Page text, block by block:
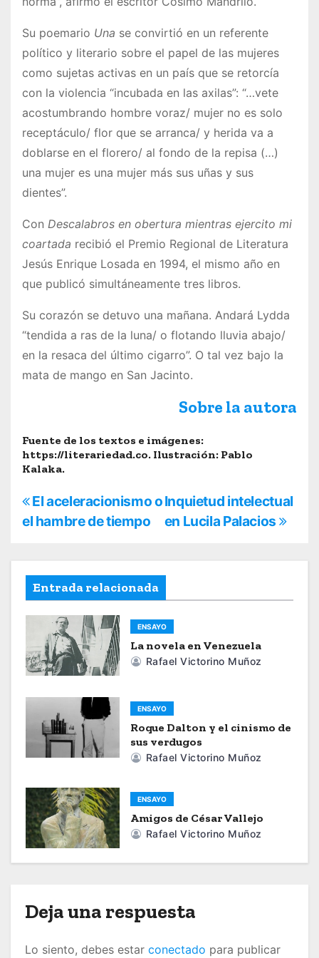
Su poemario Una se convirtió en un referente
político y literario sobre el papel de las mujeres
como sujetas activas en un país que se retorcía
con la violencia “incubada en las axilas”: “…vete
acostumbrando hombre voraz/ mujer no es solo
receptáculo/ flor que se arranca/ y herida va a
doblarse en el florero/ al fondo de la repisa (…)
una mujer es una mujer más sus uñas y sus
dientes”.
Con Descalabros en obertura mientras ejercito mi
coartada recibió el Premio Regional de Literatura
Jesús Enrique Losada en 1994, el mismo año en
que publicó simultáneamente tres libros.
Su corazón se detuvo una mañana. Andará Lydda
“tendida a ras de la luna/ o flotando lluvia abajo/
en la resaca del último cigarro”. O tal vez bajo la
mata de mango en San Jacinto.
Sobre la autora
Fuente de los textos e imágenes:
https://literariedad.co. Ilustración: Pablo
Kalaka.
N
a
g
a
c
i
n
d
e
e
t
Inquietud intelectual
en Lucila Palacios
El aceleracionismo o
el hambre de tiempo
Entrada relacionada
ENSAYO
La novela en Venezuela
Rafael Victorino Muñoz
ENSAYO
Roque Dalton y el cinismo de
sus verdugos
Rafael Victorino Muñoz
ENSAYO
Amigos de César Vallejo
Rafael Victorino Muñoz
Deja una respuesta
Lo siento, debes estar conectado para publicar